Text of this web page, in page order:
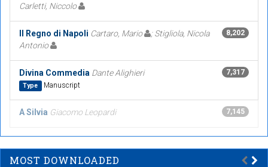
Carletti, Niccolo
8,202
Il Regno di Napoli Cartaro, Mario
; Stigliola, Nicola
Antonio
7,317
Divina Commedia Dante Alighieri
Type Manuscript
7,145
A Silvia Giacomo Leopardi
MOST DOWNLOADED